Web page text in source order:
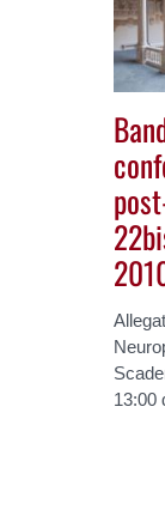
13:00